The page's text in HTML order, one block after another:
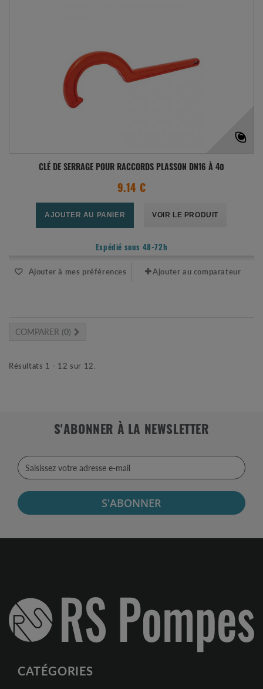
CLÉ DE SERRAGE POUR RACCORDS PLASSON DN16 À 40
9.14 €
AJOUTER AU PANIER VOIR LE PRODUIT
Expédié sous 48-72h
Ajouter à mes préférences Ajouter au comparateur
COMPARER (0)
Résultats 1 - 12 sur 12.
S'ABONNER À LA NEWSLETTER
S'ABONNER
CATÉGORIES